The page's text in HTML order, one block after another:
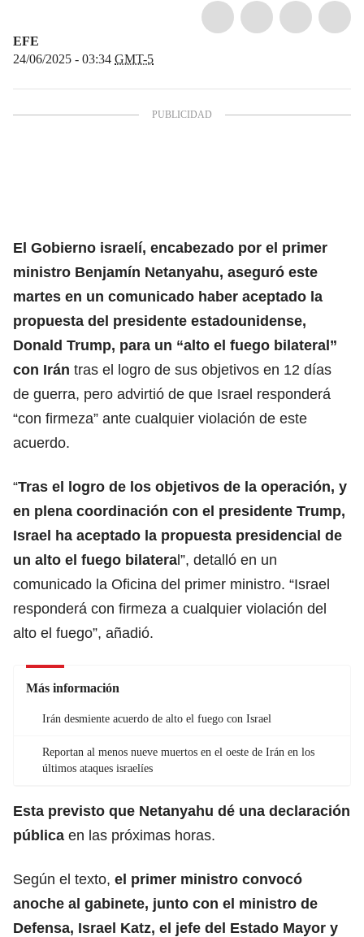
EFE
24/06/2025 - 03:34 GMT-5
El Gobierno israelí, encabezado por el primer
ministro Benjamín Netanyahu, aseguró este
martes en un comunicado haber aceptado la
propuesta del presidente estadounidense,
Donald Trump, para un “alto el fuego bilateral”
con Irán tras el logro de sus objetivos en 12 días
de guerra, pero advirtió de que Israel responderá
“con firmeza” ante cualquier violación de este
acuerdo.
“Tras el logro de los objetivos de la operación, y
en plena coordinación con el presidente Trump,
Israel ha aceptado la propuesta presidencial de
un alto el fuego bilateral”, detalló en un
comunicado la Oficina del primer ministro. “Israel
responderá con firmeza a cualquier violación del
alto el fuego”, añadió.
Más información
Irán desmiente acuerdo de alto el fuego con Israel
Reportan al menos nueve muertos en el oeste de Irán en los
últimos ataques israelíes
Esta previsto que Netanyahu dé una declaración
pública en las próximas horas.
Según el texto, el primer ministro convocó
anoche al gabinete, junto con el ministro de
Defensa, Israel Katz, el jefe del Estado Mayor y